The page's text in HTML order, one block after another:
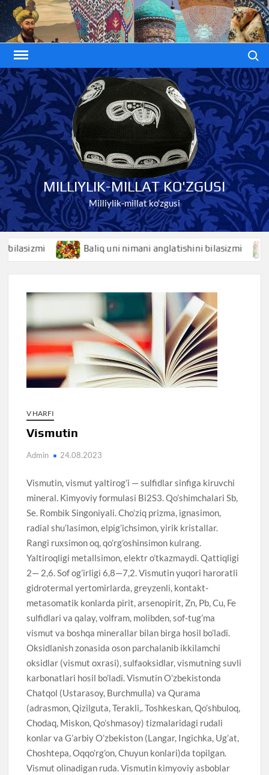
Skip
to
content
MILLIYLIK-MILLAT KO'ZGUSI
Milliylik-millat ko'zgusi
Baliq uni nimani anglatishini bilasizmi
V HARFI
Vismutin
Admin 24.08.2023
Vismutin, vismut yaltirog’i — sulfidlar sinfiga kiruvchi
mineral. Kimyoviy formulasi Bi2S3. Qo’shimchalari Sb,
Se. Rombik Singoniyali. Cho’ziq prizma, ignasimon,
radial shu’lasimon, elpig’ichsimon, yirik kristallar.
Rangi ruxsimon oq, qo’rg’oshinsimon kulrang.
Yaltiroqligi metallsimon, elektr o’tkazmaydi. Qattiqligi
2— 2,6. Sof og’irligi 6,8—7,2. Vismutin yuqori haroratli
gidrotermal yertomirlarda, greyzenli, kontakt-
metasomatik konlarda pirit, arsenopirit, Zn, Pb, Cu, Fe
sulfidlari va qalay, volfram, molibden, sof-tug’ma
vismut va boshqa minerallar bilan birga hosil bo’ladi.
Oksidlanish zonasida oson parchalanib ikkilamchi
oksidlar (vismut oxrasi), sulfaoksidlar, vismutning suvli
karbonatlari hosil bo’ladi. Vismutin O’zbekistonda
Chatqol (Ustarasoy, Burchmulla) va Qurama
(adrasmon, Qizilguta, Terakli,. Toshkeskan, Qo’shbuloq,
Chodaq, Miskon, Qo’shmasoy) tizmalaridagi rudali
konlar va G’arbiy O’zbekiston (Langar, Ingichka, Ug’at,
Choshtepa, Oqqo’rg’on, Chuyun konlari)da topilgan.
Vismut olinadigan ruda. Vismutin kimyoviy asboblar